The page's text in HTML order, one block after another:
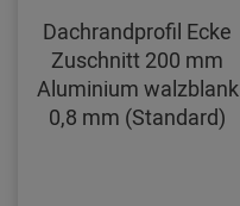
Dachrandprofil Ecke
Zuschnitt 200 mm
Aluminium walzblank
0,8 mm (Standard)